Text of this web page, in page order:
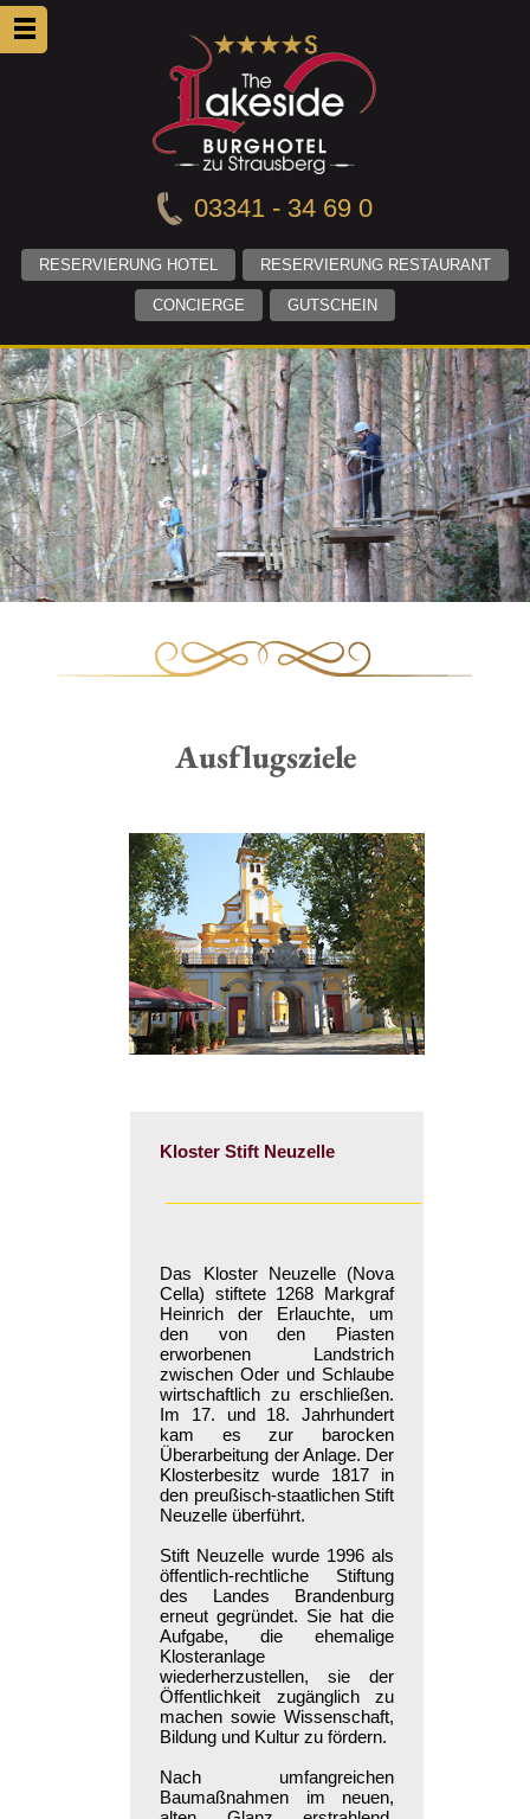
03341 - 34 69 0
RESERVIERUNG HOTEL RESERVIERUNG RESTAURANT
CONCIERGE GUTSCHEIN
Ausflugsziele
Kloster Stift Neuzelle
Das Kloster Neuzelle (Nova
Cella) stiftete 1268 Markgraf
Heinrich der Erlauchte, um
den von den Piasten
erworbenen Landstrich
zwischen Oder und Schlaube
wirtschaftlich zu erschließen.
Im 17. und 18. Jahrhundert
kam es zur barocken
Überarbeitung der Anlage. Der
Klosterbesitz wurde 1817 in
den preußisch-staatlichen Stift
Neuzelle überführt.
Stift Neuzelle wurde 1996 als
öffentlich-rechtliche Stiftung
des Landes Brandenburg
erneut gegründet. Sie hat die
Aufgabe, die ehemalige
Klosteranlage
wiederherzustellen, sie der
Öffentlichkeit zugänglich zu
machen sowie Wissenschaft,
Bildung und Kultur zu fördern.
Nach umfangreichen
Baumaßnahmen im neuen,